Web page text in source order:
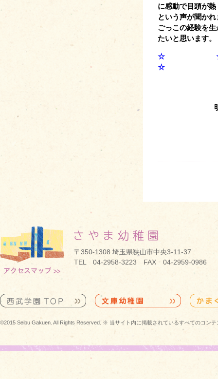
に感動で目頭が
という声が聞か
ごっこの経験を
たいと思います。
☆
☆
〒350-1308 埼玉県狭山市中央3-11-37
TEL 04-2958-3223 FAX 04-2959-0986
©2015 Seibu Gakuen. All Rights Reserved. ※ 当サイト内に掲載されているすべてのコン